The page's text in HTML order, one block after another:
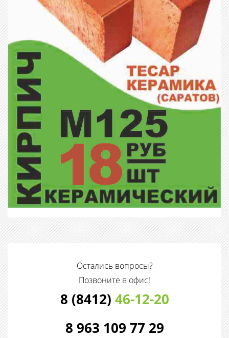
Остались вопросы?
Позвоните в офис!
8 (8412) 46-12-20
8 963 109 77 29